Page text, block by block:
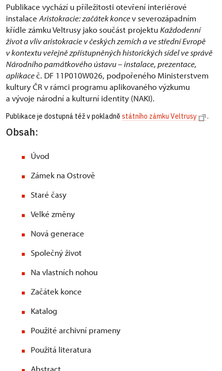
Publikace vychází u příležitosti otevření interiérové
instalaceAristokracie: začátek koncev severozápadním
křídle zámku Veltrusy jako součást projektuKaždodenní
život a vliv aristokracie v českých zemích a ve střední Evropě
v kontextu veřejně zpřístupněných historických sídel ve správě
Národního památkového ústavu – instalace, prezentace,
aplikaceč. DF 11P010W026, podpořeného Ministerstvem
kultury ČR v rámci programu aplikovaného výzkumu
a vývoje národní a kulturní identity (NAKI).
Publikace je dostupná též v pokladně státního zámku Veltrusy .
Obsah:
Úvod
Zámek na Ostrově
Staré časy
Velké změny
Nová generace
Společný život
Na vlastních nohou
Začátek konce
Katalog
Použité archivní prameny
Použitá literatura